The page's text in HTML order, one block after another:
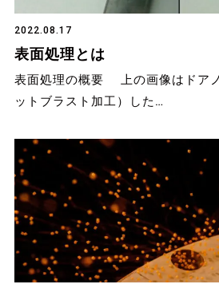
2022.08.17
表面処理とは
表面処理の概要 上の画像はドア
ットブラスト加工）した…